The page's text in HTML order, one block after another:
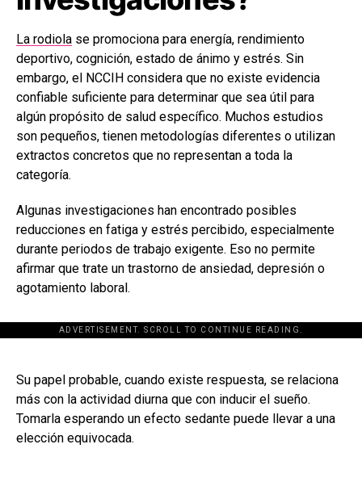
La rodiola se promociona para energía, rendimiento
deportivo, cognición, estado de ánimo y estrés. Sin
embargo, el NCCIH considera que no existe evidencia
confiable suficiente para determinar que sea útil para
algún propósito de salud específico. Muchos estudios
son pequeños, tienen metodologías diferentes o utilizan
extractos concretos que no representan a toda la
categoría.
Algunas investigaciones han encontrado posibles
reducciones en fatiga y estrés percibido, especialmente
durante periodos de trabajo exigente. Eso no permite
afirmar que trate un trastorno de ansiedad, depresión o
agotamiento laboral.
ADVERTISEMENT. SCROLL TO CONTINUE READING.
[adsforwp id="243463"]
Su papel probable, cuando existe respuesta, se relaciona
más con la actividad diurna que con inducir el sueño.
Tomarla esperando un efecto sedante puede llevar a una
elección equivocada.